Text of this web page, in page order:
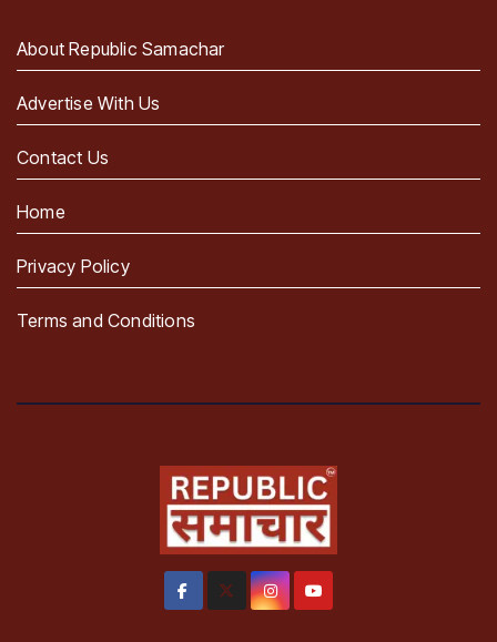
About Republic Samachar
Advertise With Us
Contact Us
Home
Privacy Policy
Terms and Conditions